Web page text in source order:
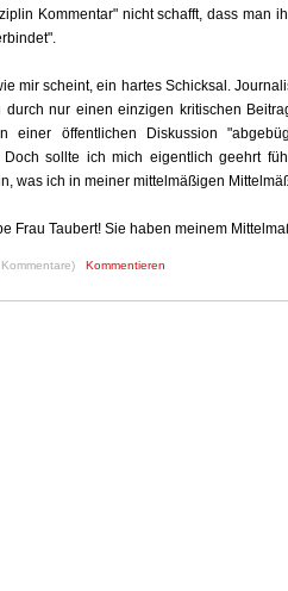
Kommentar" nicht schafft, dass man
mir scheint, ein hartes Schicksal.
durch nur einen einzigen kritischen
einer öffentlichen Diskussion
Doch sollte ich mich eigentlich geehrt
was ich in meiner mittelmäßigen
Frau Taubert! Sie haben meinem
Kommentare) Kommentieren